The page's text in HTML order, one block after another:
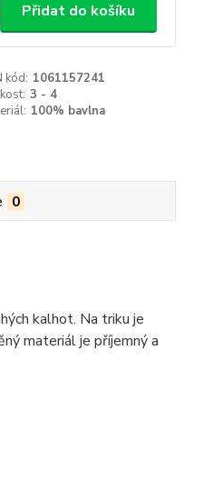
Přidat do košíku
kód: 1061157241
3 - 4
100% bavlna
0
kalhot. Na triku je
materiál je příjemný a